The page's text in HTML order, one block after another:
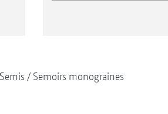
Semis Semoirs monograines